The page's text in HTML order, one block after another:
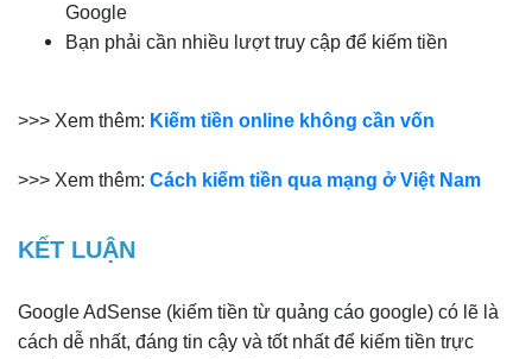
Google
Bạn phải cần nhiều lượt truy cập để kiếm tiền
>>> Xem thêm: Kiếm tiền online không cần vốn
>>> Xem thêm: Cách kiếm tiền qua mạng ở Việt Nam
KẾT LUẬN
Google AdSense (kiếm tiền từ quảng cáo google) có lẽ là
cách dễ nhất, đáng tin cậy và tốt nhất để kiếm tiền trực